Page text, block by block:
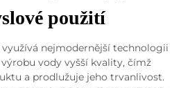
použití
nejmodernější technologii
vody vyšší kvality, čímž
a prodlužuje jeho trvanlivost.